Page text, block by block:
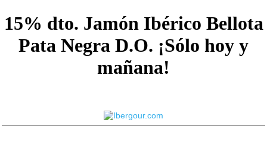
15% dto. Jamón Ibérico Bellota
Pata Negra D.O. ¡Sólo hoy y
mañana!